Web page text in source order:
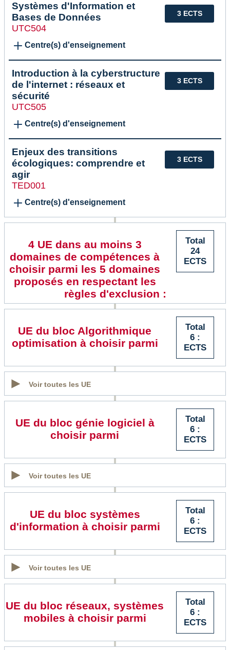
3 ECTS
Systèmes d'Information et
Bases de Données
UTC504
Centre(s) d'enseignement
3 ECTS
Introduction à la cyberstructure
de l'internet : réseaux et
sécurité
UTC505
Centre(s) d'enseignement
3 ECTS
Enjeux des transitions
écologiques: comprendre et
agir
TED001
Centre(s) d'enseignement
Total
24
ECTS
4 UE dans au moins 3
domaines de compétences à
choisir parmi les 5 domaines
proposés en respectant les
règles d'exclusion :
Total
6 :
ECTS
UE du bloc Algorithmique
optimisation à choisir parmi
Voir toutes les UE
Total
6 :
ECTS
UE du bloc génie logiciel à
choisir parmi
Voir toutes les UE
Total
6 :
ECTS
UE du bloc systèmes
d'information à choisir parmi
Voir toutes les UE
Total
6 :
ECTS
UE du bloc réseaux, systèmes
mobiles à choisir parmi